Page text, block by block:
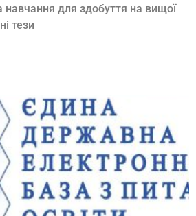
для здобуття на вищої
тези